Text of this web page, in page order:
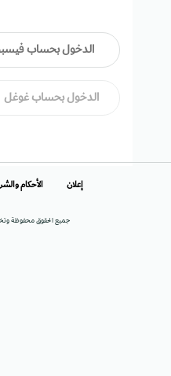
الدخول بحساب
الدخول بحساب غوغل
جميع الحقوق محفوظة
إعلان الأحكام